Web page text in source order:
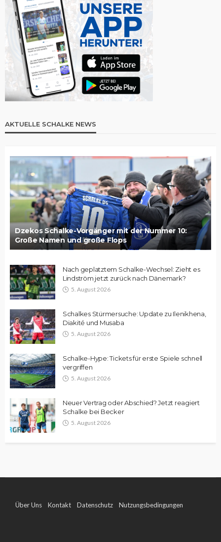
AKTUELLE SCHALKE NEWS
Dzekos Schalke-Vorgänger mit der Nummer 10:
Große Namen und große Flops
Nach geplatztem Schalke-Wechsel: Zieht es
Lindström jetzt zurück nach Dänemark?
5. August 2026
Schalkes Stürmersuche: Update zu Ilenikhena,
Diakité und Musaba
5. August 2026
Schalke-Hype: Tickets für erste Spiele schnell
vergriffen
5. August 2026
Neuer Vertrag oder Abschied? Jetzt reagiert
Schalke bei Becker
5. August 2026
Über Uns Kontakt Datenschutz Nutzungsbedingungen